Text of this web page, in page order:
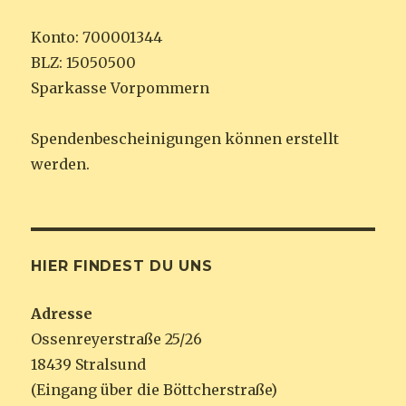
Konto: 700001344
BLZ: 15050500
Sparkasse Vorpommern
Spendenbescheinigungen können erstellt
werden.
HIER FINDEST DU UNS
Adresse
Ossenreyerstraße 25/26
18439 Stralsund
(Eingang über die Böttcherstraße)